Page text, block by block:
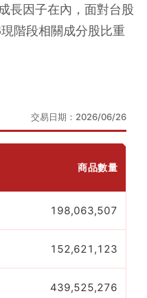
長因子在內，面對台股
階段相關成分股比重
交易日期：2026/06/26
商品數量
198,063,507
152,621,123
439,525,276